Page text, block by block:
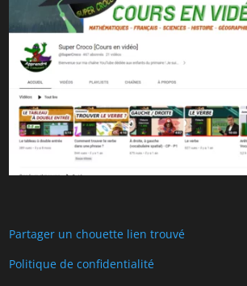
Partager un chouette lien trouvé
Politique de confidentialité